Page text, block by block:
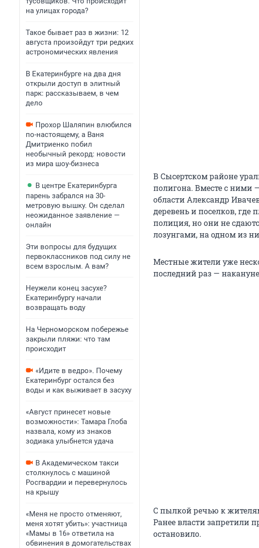
на улицах города?
Такое бывает раз в жизни: 12
августа произойдут три редких
астрономических явления
В Екатеринбурге на два дня
открыли доступ в элитный
парк: рассказываем, в чем
дело
Прохор Шаляпин влюбился
по-настоящему, а Ваня
Дмитриенко побил
необычный рекорд: новости
из мира шоу-бизнеса
В центре Екатеринбурга
парень забрался на 30-
метровую вышку. Он сделал
неожиданное заявление —
онлайн
Эти вопросы для будущих
первоклассников под силу не
всем взрослым. А вам?
Неужели конец засухе?
Екатеринбургу начали
возвращать воду
На Черноморском побережье
закрыли пляжи: что там
происходит
«Идите в ведро». Почему
Екатеринбург остался без
воды и как выживает в засуху
«Август принесет новые
возможности»: Тамара Глоба
назвала, кому из знаков
зодиака улыбнется удача
В Академическом такси
столкнулось с машиной
Росгвардии и перевернулось
на крышу
«Меня не просто отменяют,
меня хотят убить»: участница
«Мамы в 16» ответила на
обвинения в домогательствах
В Сысертском районе
полигона. Вместе с ними
области Александр
деревень и поселков,
полиция, но они не
лозунгами, на одном из
Местные жители уже
последний раз —
С пылкой речью к
Ранее власти запретили
остановило.